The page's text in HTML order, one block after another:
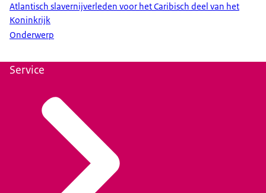
Atlantisch slavernijverleden voor het Caribisch deel van het
Koninkrijk
Onderwerp
Service